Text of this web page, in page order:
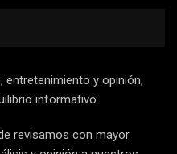
y opinión,
informativo.
revisamos con mayor